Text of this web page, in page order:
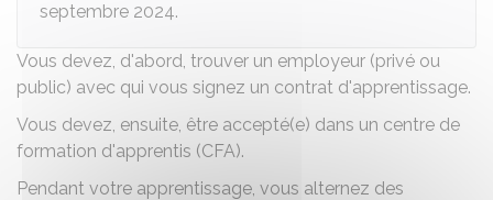
septembre 2024.
Vous devez, d'abord, trouver un employeur (privé ou
public) avec qui vous signez un contrat d'apprentissage.
Vous devez, ensuite, être accepté(e) dans un centre de
formation d'apprentis (CFA).
Pendant votre apprentissage, vous alternez des